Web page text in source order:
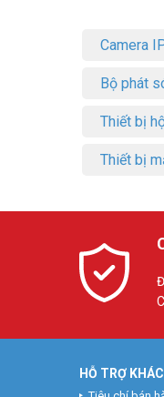
Camera
Bộ phát
Thiết bị
Thiết bị
HỖ TRỢ